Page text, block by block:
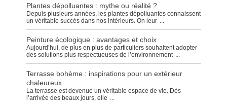
Plantes dépolluantes : mythe ou réalité ?
Depuis plusieurs années, les plantes dépolluantes connaissent
un véritable succès dans nos intérieurs. On leur ...
Peinture écologique : avantages et choix
Aujourd’hui, de plus en plus de particuliers souhaitent adopter
des solutions plus respectueuses de l’environnement ...
Terrasse bohème : inspirations pour un extérieur
chaleureux
La terrasse est devenue un véritable espace de vie. Dès
l’arrivée des beaux jours, elle ...